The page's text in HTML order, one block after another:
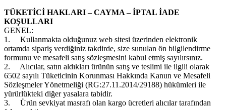
TÜKETİCİ HAKLARI – CAYMA – İPTAL İADE
KOŞULLARI
GENEL:
1.
Kullanmakta olduğunuz web sitesi üzerinden elektronik
ortamda sipariş verdiğiniz takdirde, size sunulan ön bilgilendirme
formunu ve mesafeli satış sözleşmesini kabul etmiş sayılırsınız.
2.
Alıcılar, satın aldıkları ürünün satış ve teslimi ile ilgili olarak
6502 sayılı Tüketicinin Korunması Hakkında Kanun ve Mesafeli
Sözleşmeler Yönetmeliği (RG:27.11.2014/29188) hükümleri ile
yürürlükteki diğer yasalara tabidir.
3.
Ürün sevkiyat masrafı olan kargo ücretleri alıcılar tarafından